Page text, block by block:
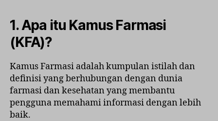
1. Apa itu Kamus Farmasi
(KFA)?
Kamus Farmasi adalah kumpulan istilah dan
definisi yang berhubungan dengan dunia
farmasi dan kesehatan yang membantu
pengguna memahami informasi dengan lebih
baik.